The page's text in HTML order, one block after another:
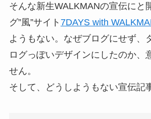
そんな新生WALKMANの宣伝にと
グ”風”サイト 7DAYS with
ようもない。なぜブログにせず、
ログっぽいデザインにしたのか、
せん。
そして、どうしようもない宣伝記